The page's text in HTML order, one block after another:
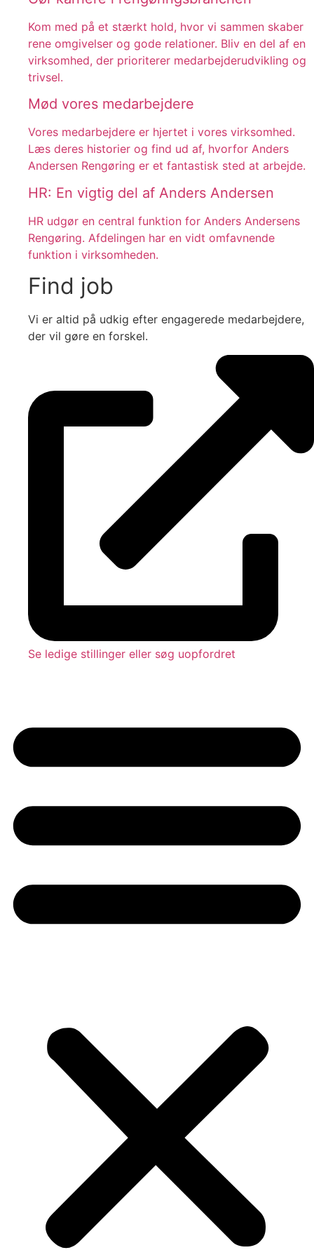
Kom med på et stærkt hold, hvor vi sammen skaber
rene omgivelser og gode relationer. Bliv en del af en
virksomhed, der prioriterer medarbejderudvikling og
trivsel.
Mød vores medarbejdere
Vores medarbejdere er hjertet i vores virksomhed.
Læs deres historier og find ud af, hvorfor Anders
Andersen Rengøring er et fantastisk sted at arbejde.
HR: En vigtig del af Anders Andersen
HR udgør en central funktion for Anders Andersens
Rengøring. Afdelingen har en vidt omfavnende
funktion i virksomheden.
Find job
Vi er altid på udkig efter engagerede medarbejdere,
der vil gøre en forskel.
Se ledige stillinger eller søg uopfordret